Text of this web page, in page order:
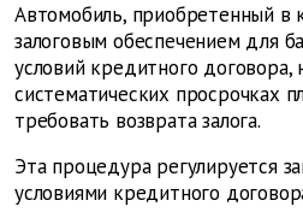
Автомобиль, приобретенный в
залоговым обеспечением для
условий кредитного договора,
систематических просрочках
требовать возврата залога.
Эта процедура регулируется
условиями кредитного